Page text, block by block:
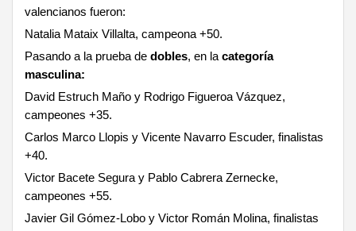
valencianos fueron:
Natalia Mataix Villalta, campeona +50.
Pasando a la prueba de dobles, en lacategoría
masculina:
David Estruch Maño y Rodrigo Figueroa Vázquez,
campeones +35.
Carlos Marco Llopis y Vicente Navarro Escuder, finalistas
+40.
Victor Bacete Segura y Pablo Cabrera Zernecke,
campeones +55.
Javier Gil Gómez-Lobo y Victor Román Molina, finalistas